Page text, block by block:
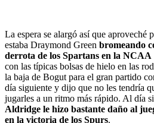
La espera se alargó así que aproveché
estaba Draymond Green bromeando
derrota de los Spartans en la NCAA
con las típicas bolsas de hielo en las
la baja de Bogut para el gran partido
día siguiente y dijo que no les tendría
jugarles a un ritmo más rápido. Al día
Aldridge le hizo bastante daño al
en la victoria de los Spurs.